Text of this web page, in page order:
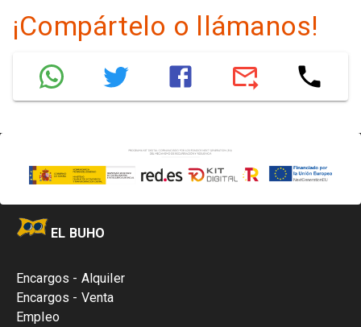
¡Compártelo o llámanos!
EL BUHO
Encargos - Alquiler
Encargos - Venta
Empleo